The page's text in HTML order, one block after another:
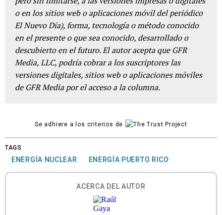
o en los sitios web o aplicaciones móvil del periódico
El Nuevo Día), forma, tecnología o método conocido
en el presente o que sea conocido, desarrollado o
descubierto en el futuro. El autor acepta que GFR
Media, LLC, podría cobrar a los suscriptores las
versiones digitales, sitios web o aplicaciones móviles
de GFR Media por el acceso a la columna.
Se adhiere a los criterios de
TAGS
ENERGÍA NUCLEAR ENERGÍA PUERTO RICO
ACERCA DEL AUTOR